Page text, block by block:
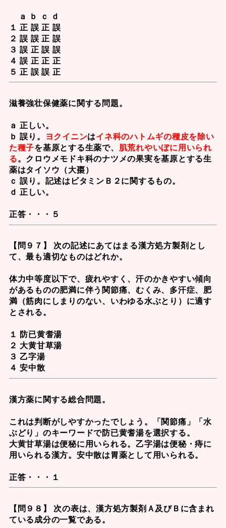
ａ ｂ ｃ ｄ
１ 正 誤 正 誤
２ 誤 誤 正 誤
３ 誤 正 誤 誤
４ 誤 正 正 正
５ 正 誤 誤 正
滋養強壮保健薬に関する問題。
ａ 正しい。
ｂ 誤り。 ヨクイニンはイネ科のハトムギの種皮を除い
た種子を基原とする生薬で、 肌荒れやいぼに用いられ
る。クロウメモドキ科のナツメの果実を基原とする生
薬はタイソウ（大棗）
ｃ 誤り。記述はビタミンＢ２に関するもの。
ｄ 正しい。
正答・・・５
【問９７】 次の記述にあてはまる漢方処方製剤とし
て、最も適切なものはどれか。
体力中等度以下で、疲れやすく、汗のかきやすい傾向
があるものの肥満に伴う関節痛、むくみ、多汗症、肥
満（筋肉にしまりのない、いわゆる水ぶとり）に適す
とされる。
１ 防已黄耆湯
２ 大黄甘草湯
３ 乙字湯
４ 安中散
漢方薬に関する総合問題。
これは判断がしやすかったでしょう。「関節痛」「水
ぶどり」のキーワードで防已黄耆湯を選択する。
大黄甘草湯は便秘に用いられる。乙字湯は便秘・痔に
用いられる漢方。安中散は胃薬として用いられる。
正答・・・１
【問９８】 次の表は、漢方処方製剤Ａ及びＢに含まれ
ている成分の一覧である。